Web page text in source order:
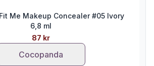
Me Makeup Concealer #05 Ivory
6,8 ml
87 kr
Cocopanda